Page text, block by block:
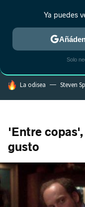
ESTRENOS
HOY SE HABLA DE
La odisea Steven
'Entre
gusto
Ya puedes
Solo